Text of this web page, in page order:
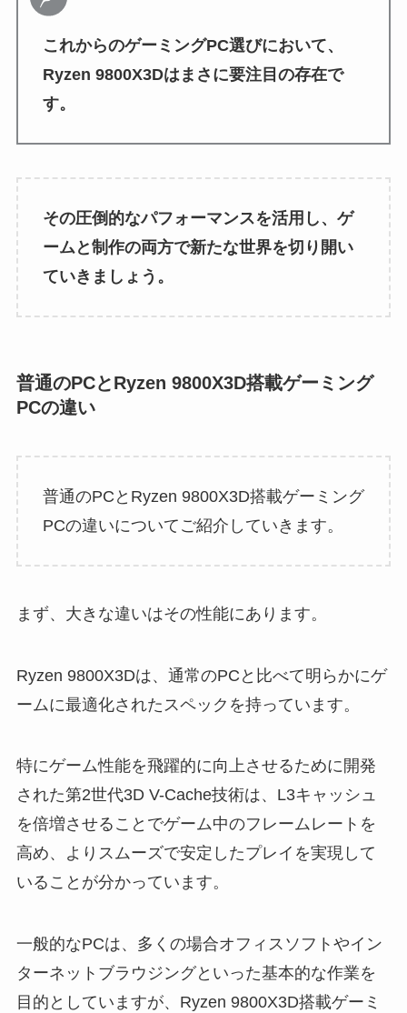
これからのゲーミングPC選びにおいて、
Ryzen 9800X3Dはまさに要注目の存在で
す。
その圧倒的なパフォーマンスを活用し、ゲ
ームと制作の両方で新たな世界を切り開い
ていきましょう。
普通のPCとRyzen 9800X3D搭載ゲーミング
PCの違い
普通のPCとRyzen 9800X3D搭載ゲーミング
PCの違いについてご紹介していきます。
まず、大きな違いはその性能にあります。
Ryzen 9800X3Dは、通常のPCと比べて明らかにゲ
ームに最適化されたスペックを持っています。
特にゲーム性能を飛躍的に向上させるために開発
された第2世代3D V-Cache技術は、L3キャッシュ
を倍増させることでゲーム中のフレームレートを
高め、よりスムーズで安定したプレイを実現して
いることが分かっています。
一般的なPCは、多くの場合オフィスソフトやイン
ターネットブラウジングといった基本的な作業を
目的としていますが、Ryzen 9800X3D搭載ゲーミ